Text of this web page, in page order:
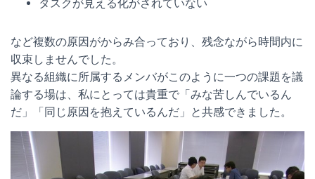
タスクが見える化がされていない
など複数の原因がからみ合っており、残念ながら時間内に
収束しませんでした。
異なる組織に所属するメンバがこのように一つの課題を議
論する場は、私にとっては貴重で「みな苦しんでいるん
だ」「同じ原因を抱えているんだ」と共感できました。